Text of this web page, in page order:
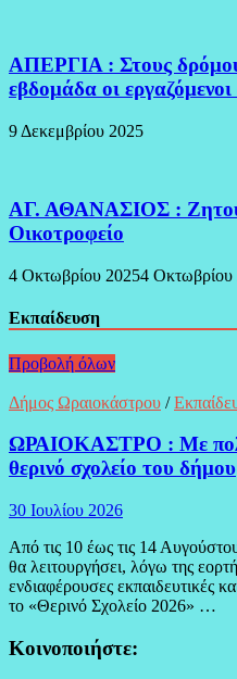
ΑΠΕΡΓΙΑ : Στους
εβδομάδα οι
9 Δεκεμβρίου 2025
ΑΓ. ΑΘΑΝΑΣΙΟΣ :
Οικοτροφείο
4 Οκτωβρίου 20254 Οκτωβρίου
Εκπαίδευση
Προβολή όλων
Δήμος Ωραιοκάστρου /
ΩΡΑΙΟΚΑΣΤΡΟ : Με
θερινό σχολείο του δήμου
30 Ιουλίου 2026
Από τις 10 έως τις 14
θα λειτουργήσει, λόγω της
ενδιαφέρουσες εκπαιδευτικές
το «Θερινό Σχολείο 2026» …
Κοινοποιήστε: